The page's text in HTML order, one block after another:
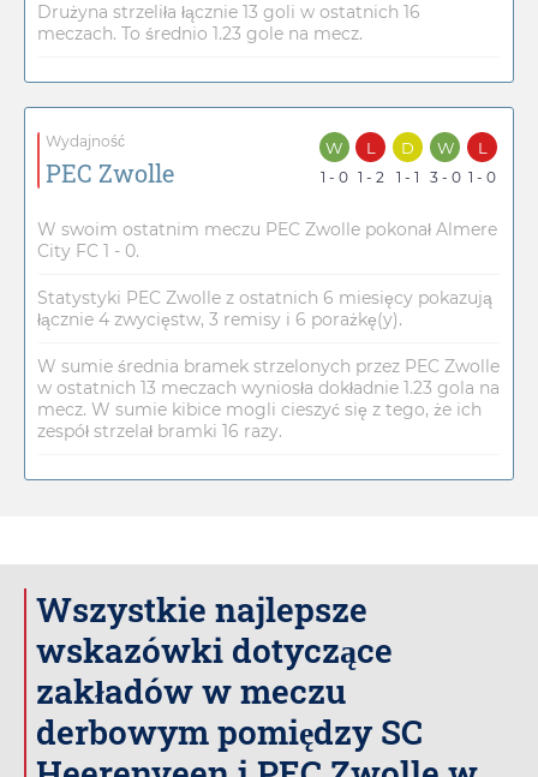
Drużyna strzeliła łącznie 13 goli w ostatnich 16
meczach. To średnio 1.23 gole na mecz.
Wydajność
PEC Zwolle
W
1 - 0
L
1 - 2
D
1 - 1
W
3 - 0
L
1 - 0
W swoim ostatnim meczu PEC Zwolle pokonał Almere
City FC 1 - 0.
Statystyki PEC Zwolle z ostatnich 6 miesięcy pokazują
łącznie 4 zwycięstw, 3 remisy i 6 porażkę(y).
W sumie średnia bramek strzelonych przez PEC Zwolle
w ostatnich 13 meczach wyniosła dokładnie 1.23 gola na
mecz. W sumie kibice mogli cieszyć się z tego, że ich
zespół strzelał bramki 16 razy.
Wszystkie najlepsze
wskazówki dotyczące
zakładów w meczu
derbowym pomiędzy SC